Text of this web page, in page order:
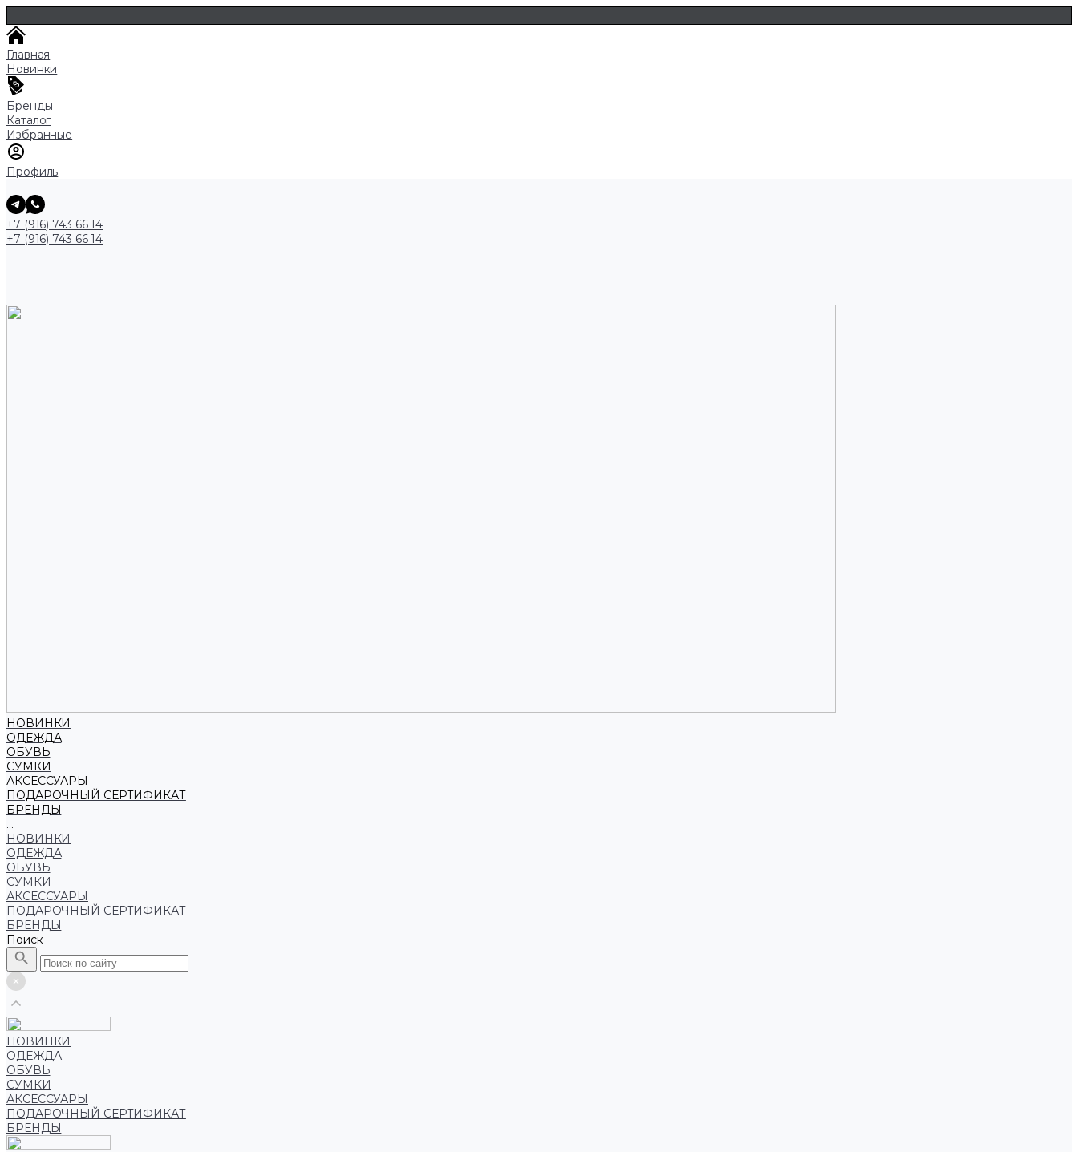
Главная
Новинки
Бренды
Каталог
Избранные
Профиль
+7 (916) 743 66 14
+7 (916) 743 66 14
НОВИНКИ
ОДЕЖДА
ОБУВЬ
СУМКИ
АКСЕССУАРЫ
ПОДАРОЧНЫЙ СЕРТИФИКАТ
БРЕНДЫ
...
НОВИНКИ
ОДЕЖДА
ОБУВЬ
СУМКИ
АКСЕССУАРЫ
ПОДАРОЧНЫЙ СЕРТИФИКАТ
БРЕНДЫ
Поиск
НОВИНКИ
ОДЕЖДА
ОБУВЬ
СУМКИ
АКСЕССУАРЫ
ПОДАРОЧНЫЙ СЕРТИФИКАТ
БРЕНДЫ